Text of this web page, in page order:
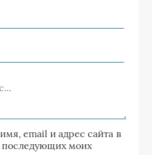
email и адрес сайта в
последующих моих